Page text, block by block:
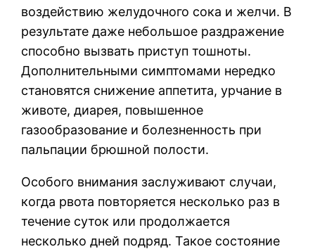
воздействию желудочного сока и желчи. В
результате даже небольшое раздражение
способно вызвать приступ тошноты.
Дополнительными симптомами нередко
становятся снижение аппетита, урчание в
животе, диарея, повышенное
газообразование и болезненность при
пальпации брюшной полости.
Особого внимания заслуживают случаи,
когда рвота повторяется несколько раз в
течение суток или продолжается
несколько дней подряд. Такое состояние